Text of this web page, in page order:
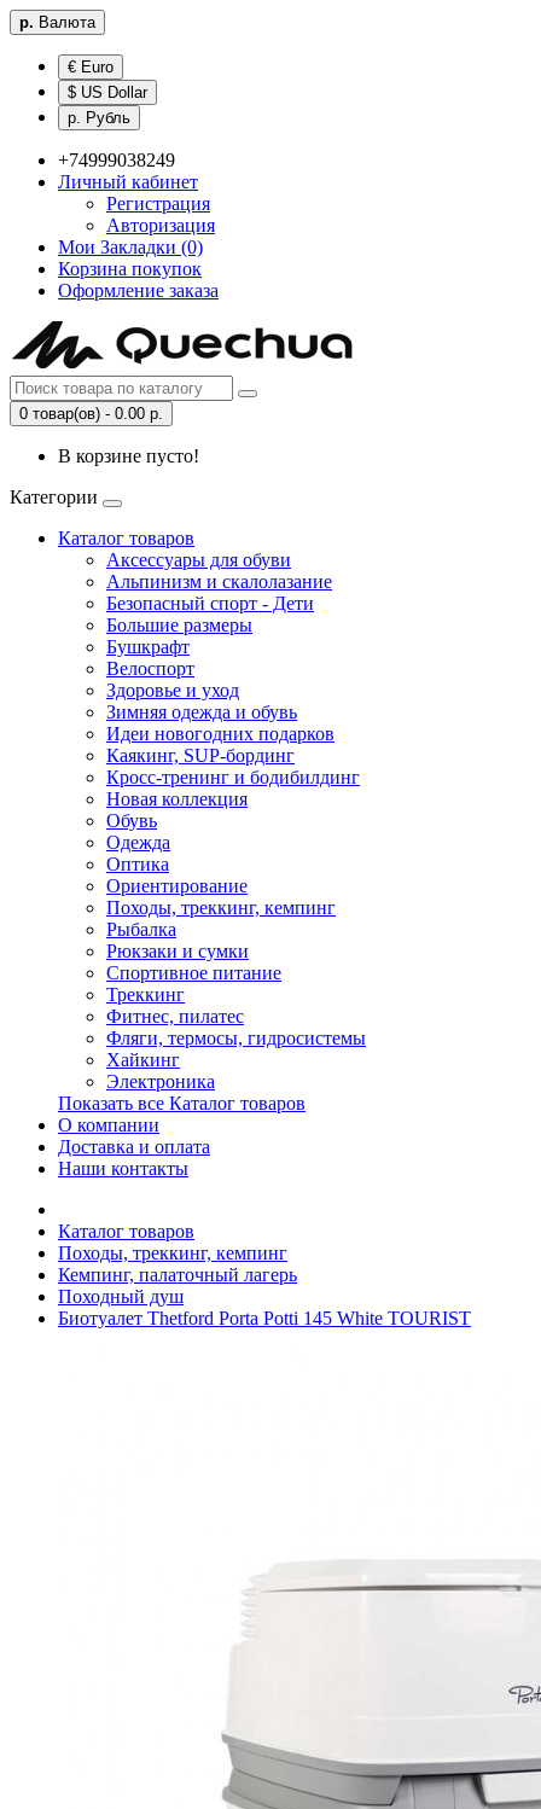
р. Валюта
€ Euro
$ US Dollar
р. Рубль
+74999038249
Личный кабинет
Регистрация
Авторизация
Мои Закладки (0)
Корзина покупок
Оформление заказа
0 товар(ов) - 0.00 р.
В корзине пусто!
Категории
Каталог товаров
Аксессуары для обуви
Альпинизм и скалолазание
Безопасный спорт - Дети
Большие размеры
Бушкрафт
Велоспорт
Здоровье и уход
Зимняя одежда и обувь
Идеи новогодних подарков
Каякинг, SUP-бординг
Кросс-тренинг и бодибилдинг
Новая коллекция
Обувь
Одежда
Оптика
Ориентирование
Походы, треккинг, кемпинг
Рыбалка
Рюкзаки и сумки
Спортивное питание
Треккинг
Фитнес, пилатес
Фляги, термосы, гидросистемы
Хайкинг
Электроника
Показать все Каталог товаров
О компании
Доставка и оплата
Наши контакты
Каталог товаров
Походы, треккинг, кемпинг
Кемпинг, палаточный лагерь
Походный душ
Биотуалет Thetford Porta Potti 145 White TOURIST